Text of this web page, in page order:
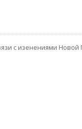
с изенениями Новой